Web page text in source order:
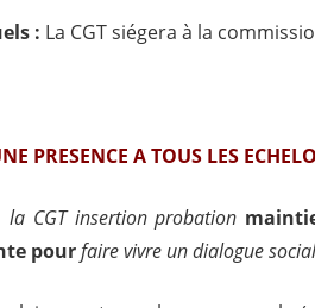
: La CGT siégera à la
PRESENCE A TOUS LES
la CGT insertion probation
pourfaire vivre un dialogue